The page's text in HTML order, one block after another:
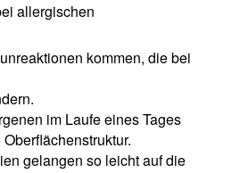
allergischen
kommen, die bei
im Laufe eines Tages
gelangen so leicht auf die